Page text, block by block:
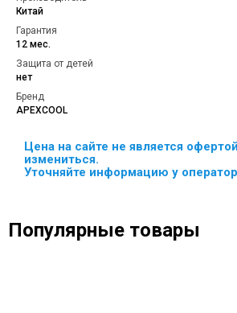
Китай
Гарантия
12 мес.
Защита от детей
нет
Бренд
APEXCOOL
Цена на сайте не является
измениться.
Уточняйте информацию у
Популярные товары